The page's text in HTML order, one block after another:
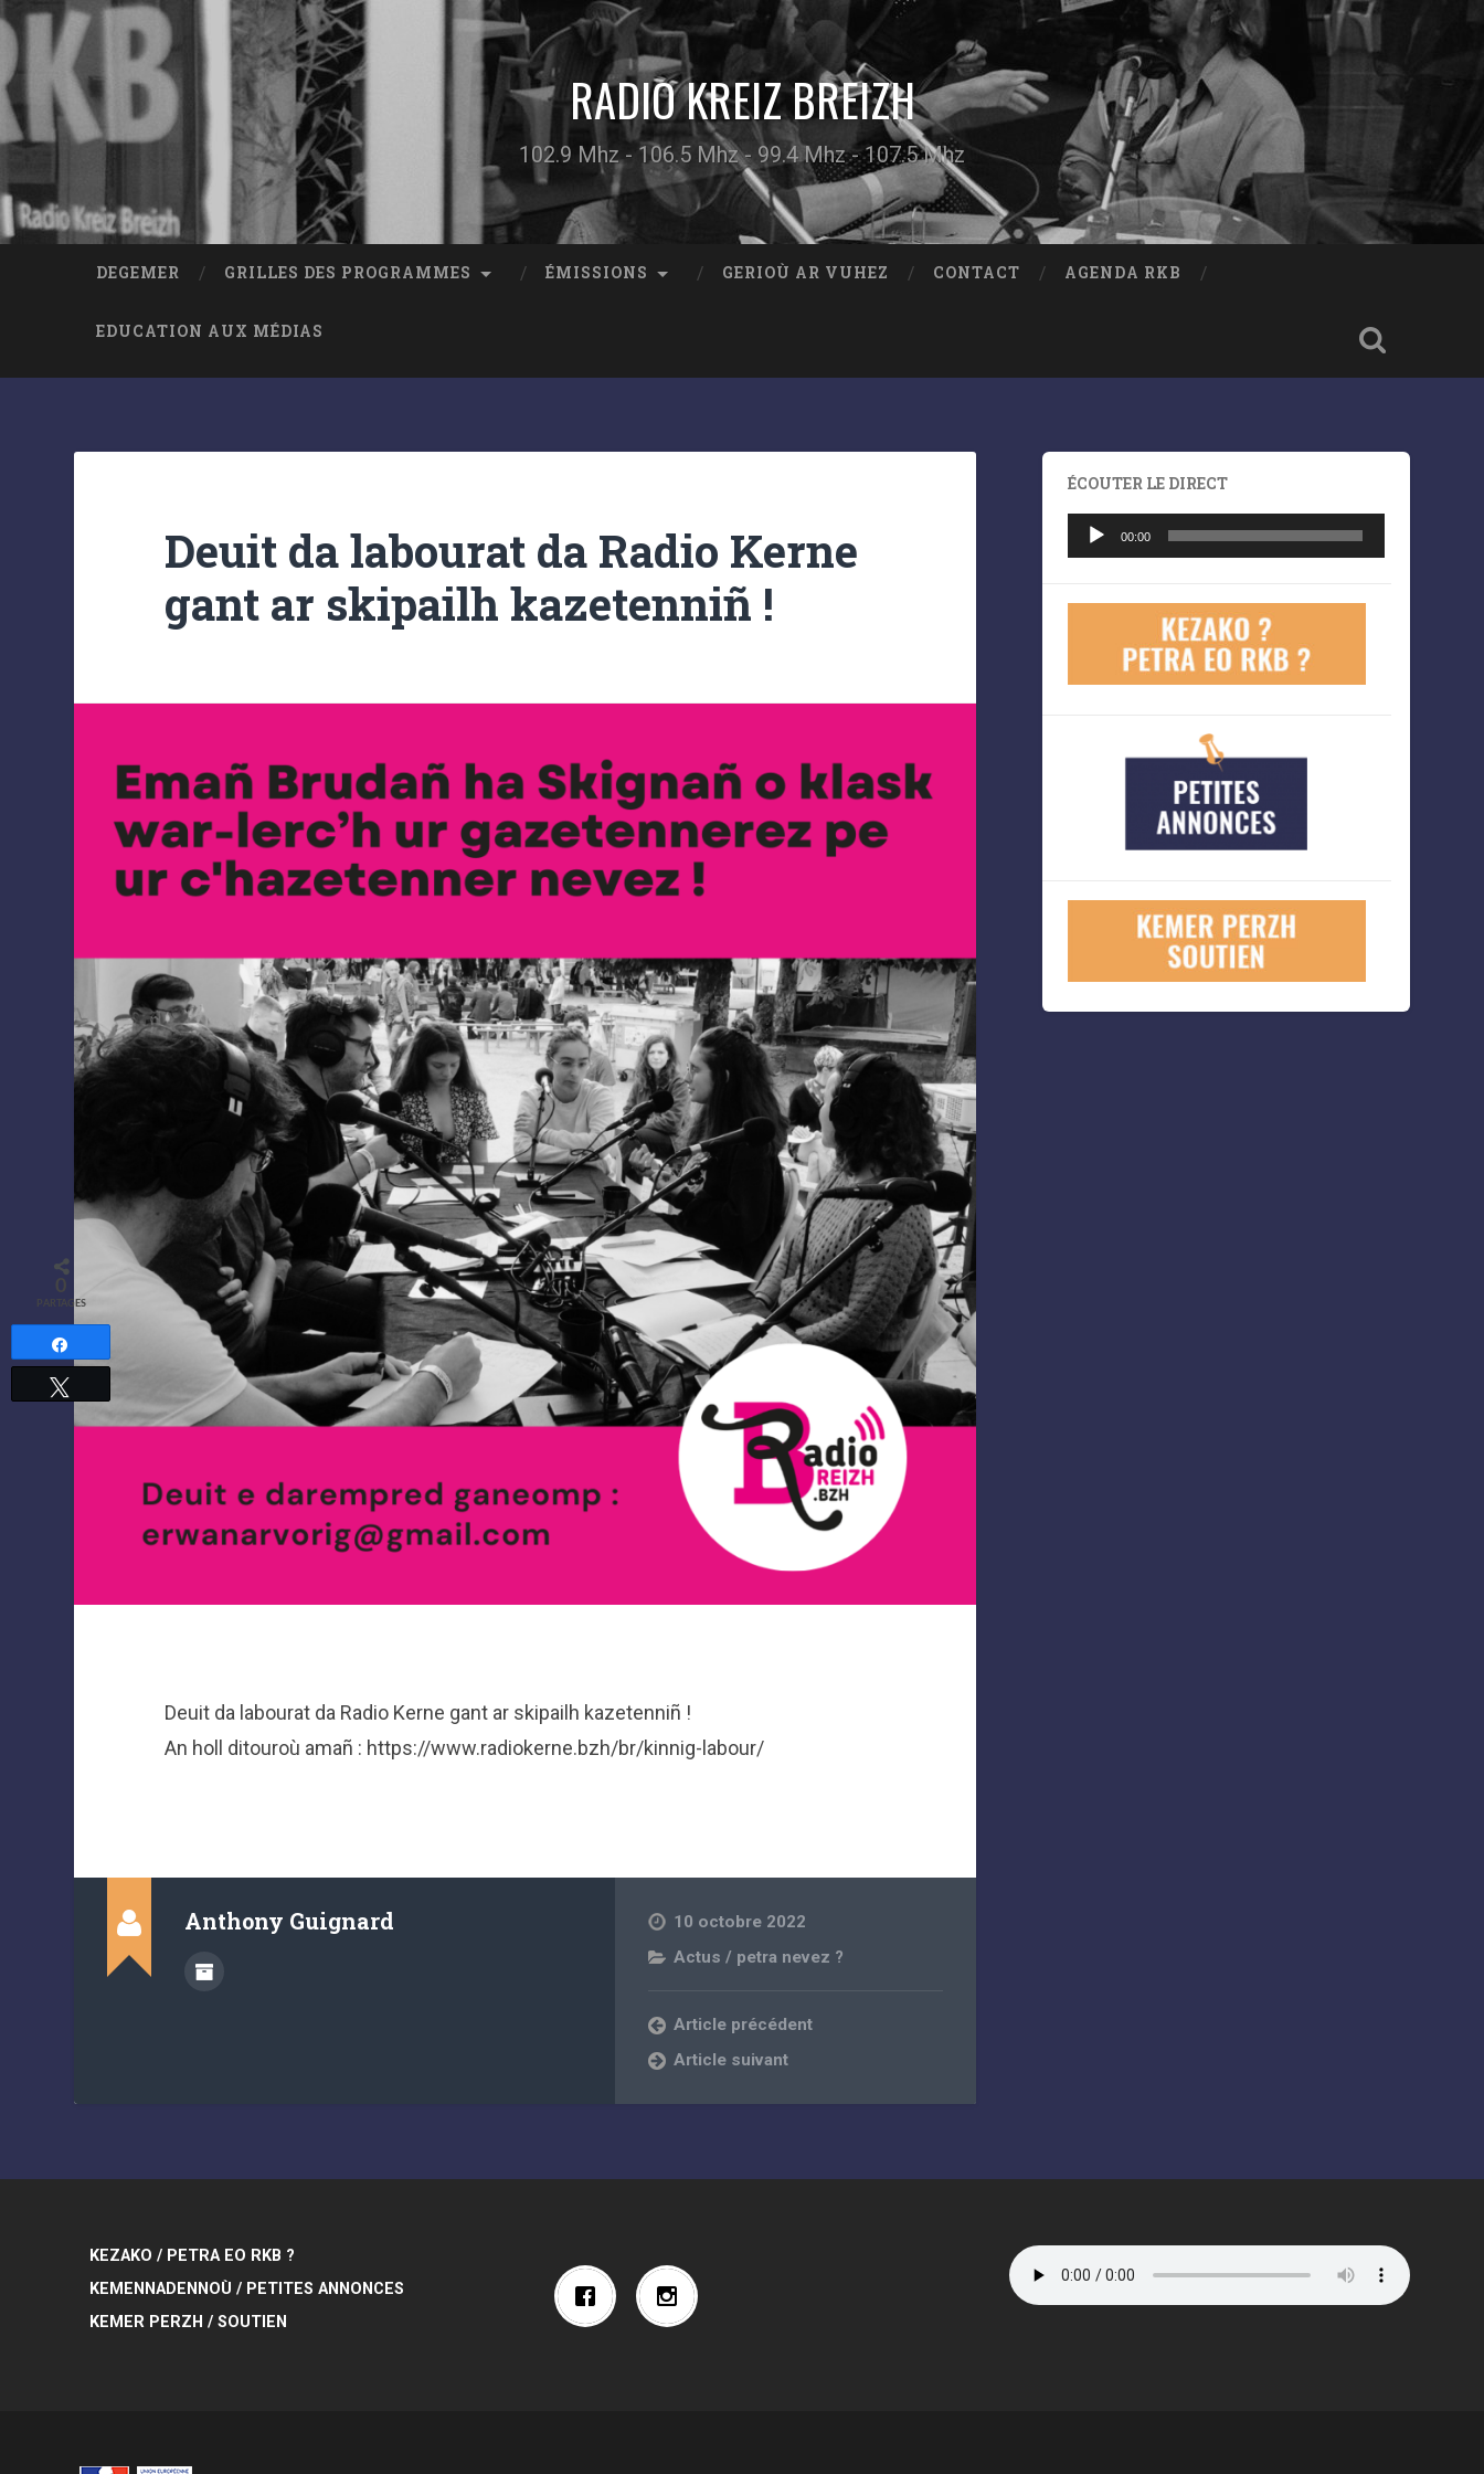
RADIO KREIZ BREIZH
102.9 Mhz - 106.5 Mhz - 99.4 Mhz - 107.5 Mhz
DEGEMER GRILLES DES PROGRAMMES ÉMISSIONS GERIOÙ AR VUHEZ CONTACT AGENDA RKB
EDUCATION AUX MÉDIAS
Deuit da labourat da Radio Kerne
gant ar skipailh kazetenniñ !
Deuit da labourat da Radio Kerne gant ar skipailh kazetenniñ !
An holl ditouroù amañ : https://www.radiokerne.bzh/br/kinnig-labour/
Anthony Guignard
10 octobre 2022
Actus / petra nevez ?
Article précédent
Article suivant
ÉCOUTER LE DIRECT
Lecteur
audio
00:00
KEZAKO / PETRA EO RKB ?
KEMENNADENNOÙ / PETITES ANNONCES
KEMER PERZH / SOUTIEN
PARTAGES